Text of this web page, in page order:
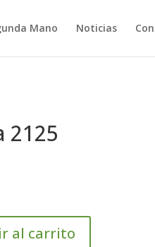
Mano Noticias
2125
al carrito